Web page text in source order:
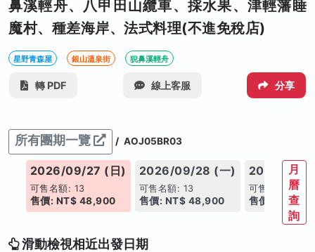
鼻溪輕舟、八甲田山纜車、採水果、津輕藩睡
魔村、種差海岸、法式料理(不進免稅店)
星野青森屋 銀山溫泉街 猊鼻溪輕舟
轉 PDF 線上客服 分享
所有團期一覽 / AOJ05BR03
2026/09/27 (日)
可售名額: 13
售價: NT$ 48,900
2026/09/28 (一)
可售名額: 13
售價: NT$ 48,900
2026/09/
可售名額: 13
售價: NT$
月
曆
查
詢
滑動檢視相近出發日期